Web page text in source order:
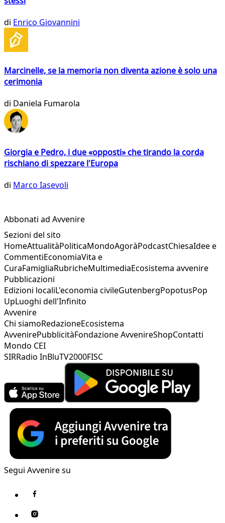
di Enrico Giovannini
Marcinelle, se la memoria non diventa azione è solo una
cerimonia
di Daniela Fumarola
Giorgia e Pedro, i due «opposti» che tirando la corda
rischiano di spezzare l'Europa
di Marco Iasevoli
Abbonati ad Avvenire
Sezioni del sito
HomeAttualitàPoliticaMondoAgoràPodcastChiesaIdee e
CommentiEconomiaVita e
CuraFamigliaRubricheMultimediaEcosistema avvenire
Pubblicazioni
Edizioni localiL'economia civileGutenbergPopotusPop
UpLuoghi dell'Infinito
Avvenire
Chi siamoRedazioneEcosistema
AvvenirePubblicitàFondazione AvvenireShopContatti
Mondo CEI
SIRRadio InBluTV2000FISC
Segui Avvenire su